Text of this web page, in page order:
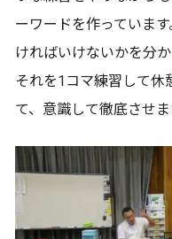
ーワードを作っていま
ければいけないかを分
それを1コマ練習して休
て、意識して徹底させま